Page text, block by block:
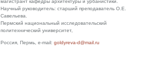
магистрант кафедры архитектуры и урбанистики.
Научный руководитель: старший преподаватель О.Е.
Савельева.
Пермский национальный исследовательский
политехнический университет,
Россия, Пермь, e-mail: goldyreva-d@mail.ru